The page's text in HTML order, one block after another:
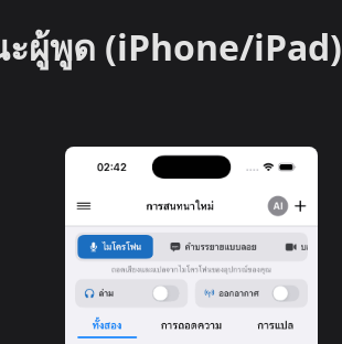
ผู้พูด (iPhone/iPad)